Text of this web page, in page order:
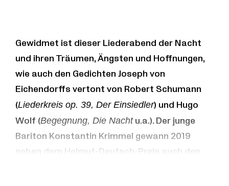
Gewidmet ist dieser Liederabend der Nacht
und ihren Träumen, Ängsten und Hoffnungen,
wie auch den Gedichten Joseph von
Eichendorffs vertont von Robert Schumann
(Liederkreis op. 39, Der Einsiedler) und Hugo
Wolf (Begegnung, Die Nachtu.a.). Der junge
Bariton Konstantin Krimmel gewann 2019
neben dem Helmut-Deutsch-Preis auch den